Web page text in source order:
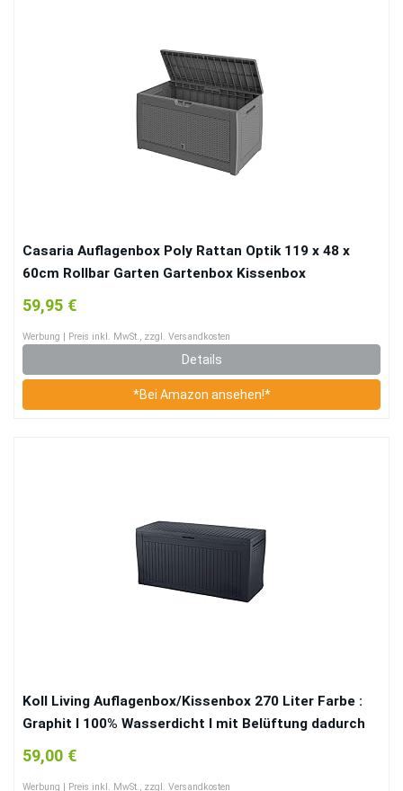
Casaria Auflagenbox Poly Rattan Optik 119 x 48 x
60cm Rollbar Garten Gartenbox Kissenbox
Kissentruhe Rato Haltegriffe Stecksystem Grau 310
Liter
59,95 €
Werbung | Preis inkl. MwSt., zzgl. Versandkosten
Details
*Bei Amazon ansehen!*
Koll Living Auflagenbox/Kissenbox 270 Liter Farbe :
Graphit l 100% Wasserdicht l mit Belüftung dadurch
kein übler Geruch/Schimmel l Moderne Holzoptik l
Deckel belastbar bis 250 KG (2 Personen)
59,00 €
Werbung | Preis inkl. MwSt., zzgl. Versandkosten